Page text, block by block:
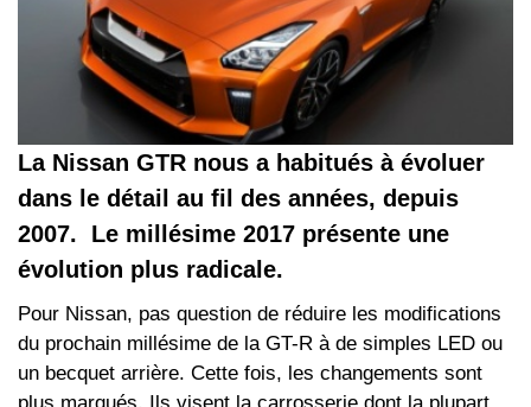
La Nissan GTR nous a habitués à évoluer
dans le détail au fil des années, depuis
2007. Le millésime 2017 présente une
évolution plus radicale.
Pour Nissan, pas question de réduire les modifications
du prochain millésime de la GT-R à de simples LED ou
un becquet arrière. Cette fois, les changements sont
plus marqués. Ils visent la carrosserie dont la plupart